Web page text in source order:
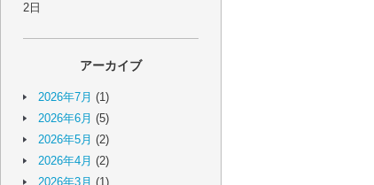
2日
アーカイブ
2026年7月 (1)
2026年6月 (5)
2026年5月 (2)
2026年4月 (2)
2026年3月 (1)